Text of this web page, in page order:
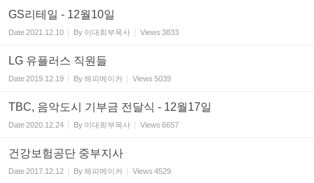
GS리테일 - 12월10일
Date2021.12.10 By 이대희부목사 Views 3833
LG 유플러스 직원들
Date2019.12.19 By해피메이커 Views 5039
TBC, 음악도시 기부금 전달식 - 12월17일
Date2020.12.24 By 이대희부목사 Views 6657
건강보험공단 중부지사
Date2017.12.12 By해피메이커 Views 4529